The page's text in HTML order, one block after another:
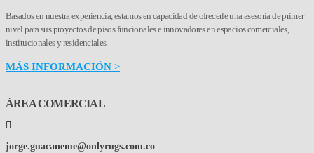
Basados en nuestra experiencia, estamos en capacidad de ofrecerle una asesoría de primer
nivel para sus proyectos de pisos funcionales e innovadores en espacios comerciales,
institucionales y residenciales.
MÁS INFORMACIÓN >
ÁREA COMERCIAL
jorge.guacaneme@onlyrugs.com.co